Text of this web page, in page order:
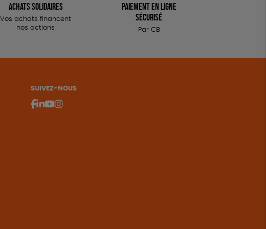
Achats solidaires
Vos achats financent
nos actions
Paiement en ligne
sécurisé
Par CB
SUIVEZ-NOUS